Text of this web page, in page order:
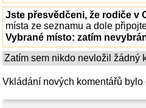
Jste přesvědčeni, že rodiče v
místa ze seznamu a dole
Vybrané místo: zatím
Zatím sem nikdo nevložil žádný
Vkládání nových komentářů